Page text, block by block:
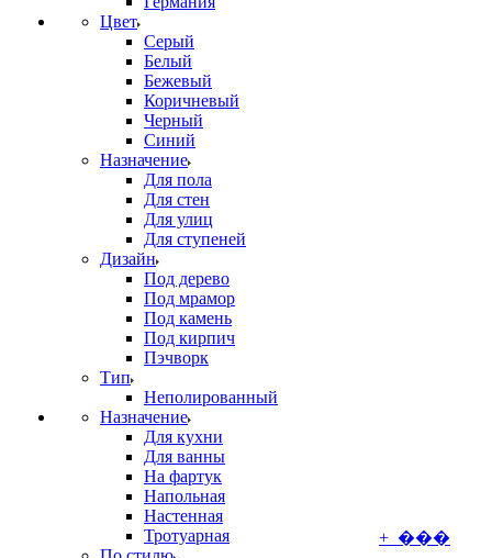
Цвет
Серый
Белый
Бежевый
Коричневый
Черный
Синий
Назначение
Для пола
Для стен
Для улиц
Для ступеней
Дизайн
Под дерево
Под мрамор
Под камень
Под кирпич
Пэчворк
Тип
Неполированный
Назначение
Для кухни
Для ванны
На фартук
Напольная
Настенная
Тротуарная
+ ���